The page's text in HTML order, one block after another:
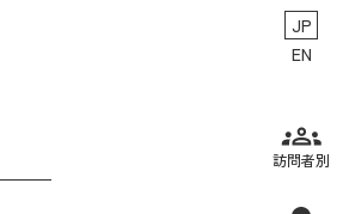
JP
EN
訪問者別